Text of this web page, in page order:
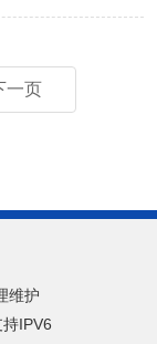
一页
维护
IPV6